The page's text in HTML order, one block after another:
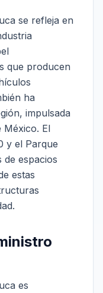
se refleja en
que producen
ha
impulsada
México. El
y el Parque
de espacios
estas
es